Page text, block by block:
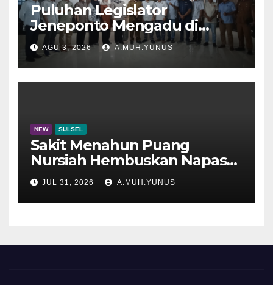
Puluhan Legislator
Jeneponto Mengadu di
Disdik Sulsel
AGU 3, 2026 A.MUH.YUNUS
NEW SULSEL
Sakit Menahun Puang
Nursiah Hembuskan Napas
Terakhir
JUL 31, 2026 A.MUH.YUNUS